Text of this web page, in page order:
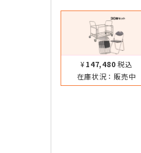
¥147,480 税込
在庫状況： 販売中